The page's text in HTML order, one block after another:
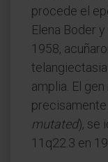
procede el
Elena Boder
1958,
amplia. El
precisamente
mutated), se
11q22.3 en